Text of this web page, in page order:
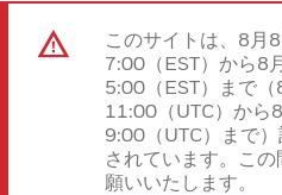
このサイトは、8月
7:00（EST）から8
5:00（EST）まで
11:00（UTC）から
9:00（UTC）まで
されています。こ
願いいたします。